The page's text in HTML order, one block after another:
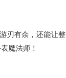
有余，还能让
魔法师！